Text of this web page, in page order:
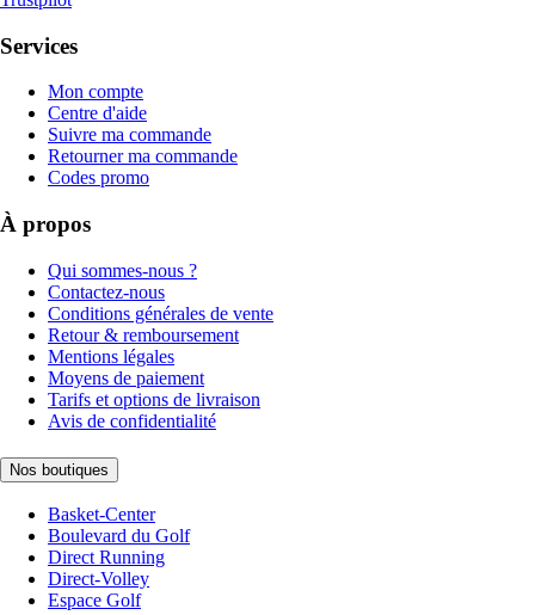
Services
Mon compte
Centre d'aide
Suivre ma commande
Retourner ma commande
Codes promo
À propos
Qui sommes-nous ?
Contactez-nous
Conditions générales de vente
Retour & remboursement
Mentions légales
Moyens de paiement
Tarifs et options de livraison
Avis de confidentialité
Nos boutiques
Basket-Center
Boulevard du Golf
Direct Running
Direct-Volley
Espace Golf